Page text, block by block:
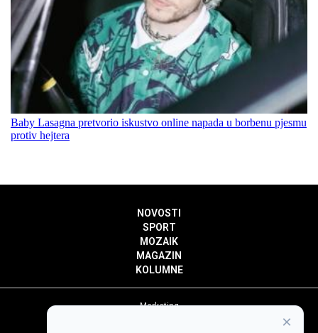
Baby Lasagna pretvorio iskustvo online napada u borbenu pjesmu
protiv hejtera
NOVOSTI
SPORT
MOZAIK
MAGAZIN
KOLUMNE
Marketing
×